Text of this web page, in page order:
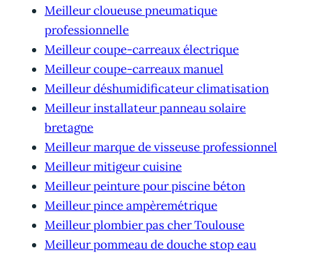
Meilleur cloueuse pneumatique
professionnelle
Meilleur coupe-carreaux électrique
Meilleur coupe-carreaux manuel
Meilleur déshumidificateur climatisation
Meilleur installateur panneau solaire
bretagne
Meilleur marque de visseuse professionnel
Meilleur mitigeur cuisine
Meilleur peinture pour piscine béton
Meilleur pince ampèremétrique
Meilleur plombier pas cher Toulouse
Meilleur pommeau de douche stop eau